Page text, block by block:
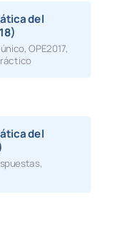
del
,OPE2017,
del
,